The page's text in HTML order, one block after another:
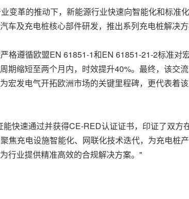
变革的推动下，新能源行业快速向智能化和标
车及充电桩核心部件研发，推出系列充电桩解决
格遵循欧盟EN 61851-1和EN 61851-21-2标准
期缩短至两个月内，时效提升40%。最终，该
宏发电气开拓欧洲市场的关键里程碑，更代表
快速通过并获得CE-RED认证证书，印证了双
焦充电设施智能化、网联化技术迭代，为充电
行业提供精准高效的合规解决方案。"